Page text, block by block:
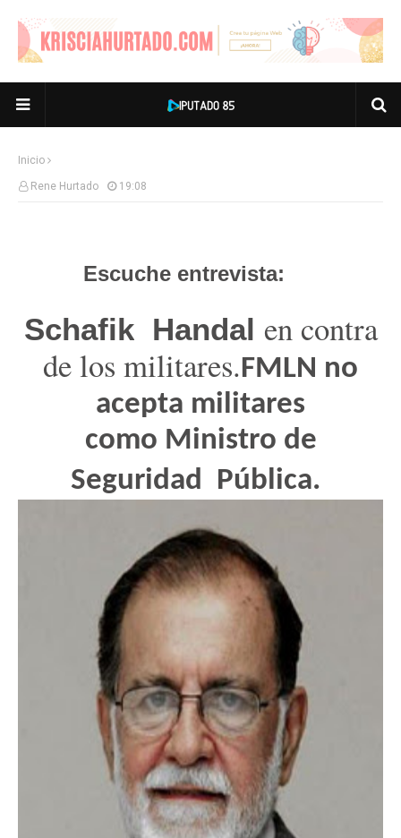
Inicio
Rene Hurtado 19:08
Escuche entrevista:
Schafik Handal en contra
de los militares.FMLN no
acepta militares
como Ministro de
Seguridad Pública.